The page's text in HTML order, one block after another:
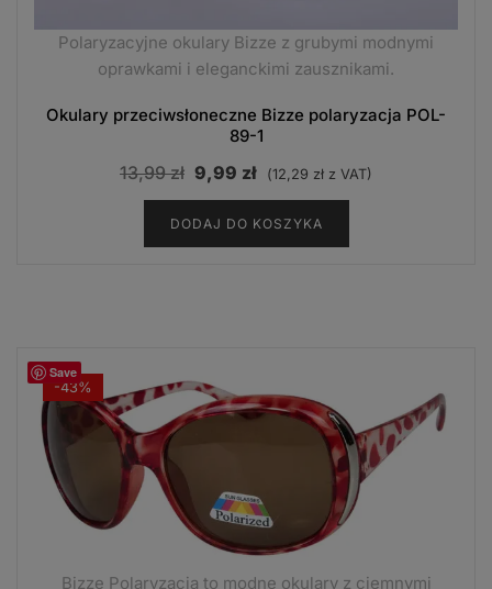
Polaryzacyjne okulary Bizze z grubymi modnymi
oprawkami i eleganckimi zausznikami.
Okulary przeciwsłoneczne Bizze polaryzacja POL-
89-1
13,99zł Pierwotna
cena
wynosiła:
13,99 zł.
9,99 zł Aktualna
cena
wynosi:
9,99 zł.
(12,29 zł z VAT)
DODAJ DO KOSZYKA
Save
-43%
Bizze Polaryzacja to modne okulary z ciemnymi